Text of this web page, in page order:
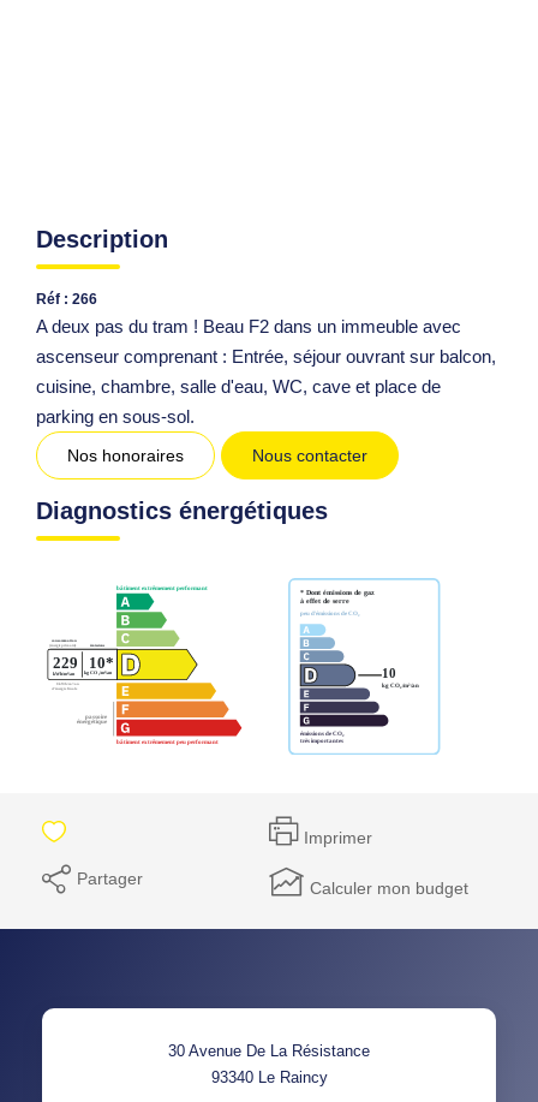
Description
Réf : 266
A deux pas du tram ! Beau F2 dans un immeuble avec
ascenseur comprenant : Entrée, séjour ouvrant sur balcon,
cuisine, chambre, salle d'eau, WC, cave et place de
parking en sous-sol.
Nos honoraires Nous contacter
Diagnostics énergétiques
Imprimer
Partager Calculer mon budget
30 Avenue De La Résistance
93340 Le Raincy